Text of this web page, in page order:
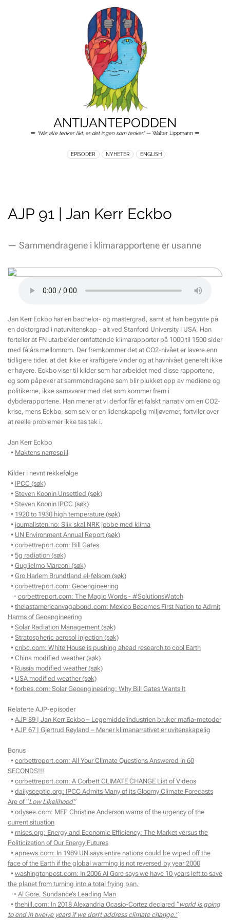
ANTIJANTEPODDEN
≕ “Når alle tenker likt, er det ingen som tenker.”— Walter Lippmann ≔
EPISODER NYHETER ENGLISH
AJP 91 | Jan Kerr Eckbo
— Sammendragene i klimarapportene er usanne
Jan Kerr Eckbo har en bachelor- og mastergrad, samt at han begynte på
en doktorgrad i naturvitenskap - alt ved Stanford University i USA. Han
forteller at FN utarbeider omfattende klimarapporter på 1000 til 1500 sider
med få års mellomrom. Der fremkommer det at CO2-nivået er lavere enn
tidligere tider, at det ikke er kraftigere vinder og at havnivået generelt ikke
er høyere. Eckbo viser til kilder som har arbeidet med disse rapportene,
og som påpeker at sammendragene som blir plukket opp av mediene og
politikerne, ikke samsvarer med det som kommer frem i
dybderapportene. Han mener at vi derfor får et falskt narrativ om en CO2-
krise, mens Eckbo, som selv er en lidenskapelig miljøverner, fortviler over
at reelle problemer ikke tas tak i.
Jan Kerr Eckbo
• Maktens narrespill
Kilder i nevnt rekkefølge
• IPCC (søk)
• Steven Koonin Unsettled (søk)
• Steven Koonin IPCC (søk)
• 1920 to 1930 high temperature (søk)
• journalisten.no: Slik skal NRK jobbe med klima
• UN Environment Annual Report (søk)
• corbettreport.com: Bill Gates
• 5g radiation (søk)
• Guglielmo Marconi (søk)
• Gro Harlem Brundtland el-følsom (søk)
• corbettreport.com: Geoengineering
◦ corbettreport.com: The Magic Words - #SolutionsWatch
• thelastamericanvagabond.com: Mexico Becomes First Nation to Admit
Harms of Geoengineering
• Solar Radiation Management (søk)
• Stratospheric aerosol injection (søk)
• cnbc.com: White House is pushing ahead research to cool Earth
• China modified weather (søk)
• Russia modified weather (søk)
• USA modified weather (søk)
• forbes.com: Solar Geoengineering: Why Bill Gates Wants It
Relaterte AJP-episoder
• AJP 89 | Jan Kerr Eckbo – Legemiddelindustrien bruker mafia-metoder
• AJP 67 | Gjertrud Røyland – Mener klimanarrativet er uvitenskapelig
Bonus
• corbettreport.com: All Your Climate Questions Answered in 60
SECONDS!!!
• corbettreport.com: A Corbett CLIMATE CHANGE List of Videos
• dailysceptic.org: IPCC Admits Many of its Gloomy Climate Forecasts
Are of “Low Likelihood”
• odysee.com: MEP Christine Anderson warns of the urgency of the
current situation
• mises.org: Energy and Economic Efficiency: The Market versus the
Politicization of Our Energy Futures
• apnews.com: In 1989 UN says entire nations could be wiped off the
face of the Earth if the global warming is not reversed by year 2000
• washingtonpost.com: In 2006 Al Gore says we have 10 years left to save
the planet from turning into a total frying pan.
◦ Al Gore, Sundance’s Leading Man
• thehill.com: In 2018 Alexandria Ocasio-Cortez declared “world is going
to end in twelve years if we don’t address climate change.”